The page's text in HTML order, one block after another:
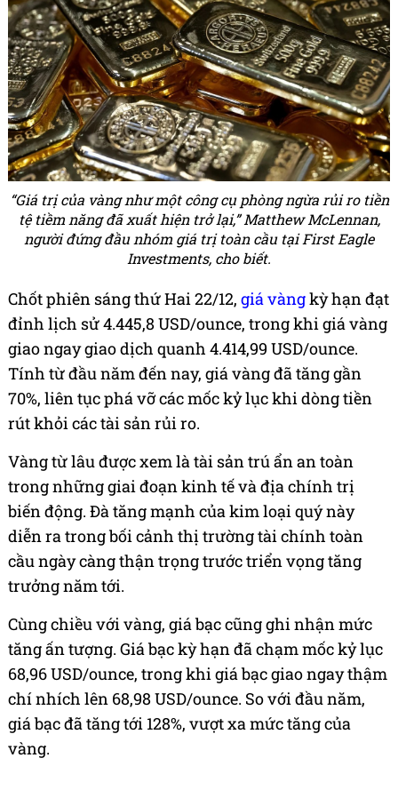
“Giá trị của vàng như một công cụ phòng ngừa rủi ro tiền
tệ tiềm năng đã xuất hiện trở lại,” Matthew McLennan,
người đứng đầu nhóm giá trị toàn cầu tại First Eagle
Investments, cho biết.
Chốt phiên sáng thứ Hai 22/12, giá vàngkỳ hạn đạt
đỉnh lịch sử 4.445,8 USD/ounce, trong khi giá vàng
giao ngay giao dịch quanh 4.414,99 USD/ounce.
Tính từ đầu năm đến nay, giá vàng đã tăng gần
70%, liên tục phá vỡ các mốc kỷ lục khi dòng tiền
rút khỏi các tài sản rủi ro.
Vàng từ lâu được xem là tài sản trú ẩn an toàn
trong những giai đoạn kinh tế và địa chính trị
biến động. Đà tăng mạnh của kim loại quý này
diễn ra trong bối cảnh thị trường tài chính toàn
cầu ngày càng thận trọng trước triển vọng tăng
trưởng năm tới.
Cùng chiều với vàng, giá bạc cũng ghi nhận mức
tăng ấn tượng. Giá bạc kỳ hạn đã chạm mốc kỷ lục
68,96 USD/ounce, trong khi giá bạc giao ngay thậm
chí nhích lên 68,98 USD/ounce. So với đầu năm,
giá bạc đã tăng tới 128%, vượt xa mức tăng của
vàng.